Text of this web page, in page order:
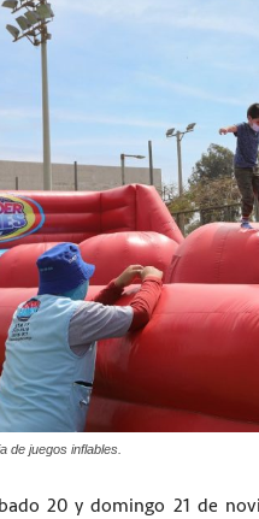
de juegos inflables.
20 y domingo 21 de